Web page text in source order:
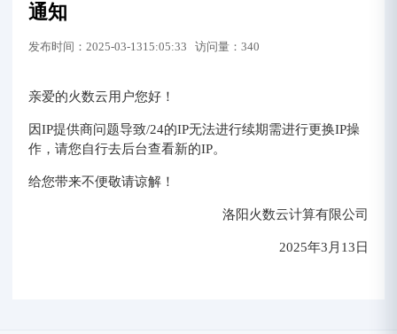
通知
发布时间：2025-03-1315:05:33 访问量：340
亲爱的火数云用户您好！
因IP提供商问题导致/24的IP无法进行续期需进行更换IP操
作，请您自行去后台查看新的IP。
给您带来不便敬请谅解！
洛阳火数云计算有限公司
2025年3月13日